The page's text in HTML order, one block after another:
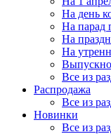
На день
На парад
На
На
Все из
Распродажа
Все из
Новинки
Все из